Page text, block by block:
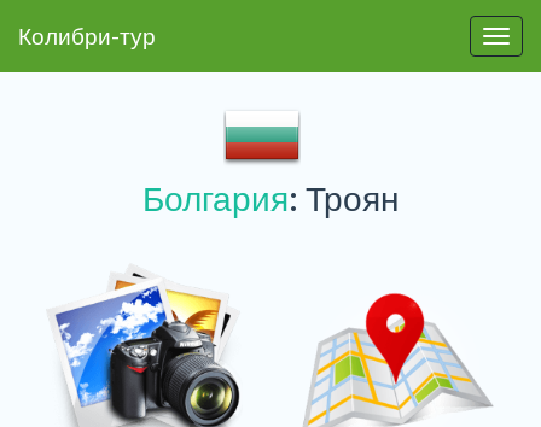
Колибри-тур
Болгария: Троян